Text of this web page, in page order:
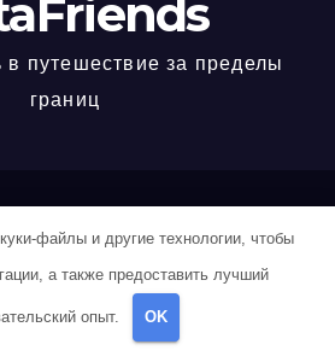
в путешествие за пределы
границ
007HXU2Y 00MGT33M 00SAOS5H
0169XX1F 019K5LTP
файлы и другие технологии, чтобы
а также предоставить лучший
опыт. OK